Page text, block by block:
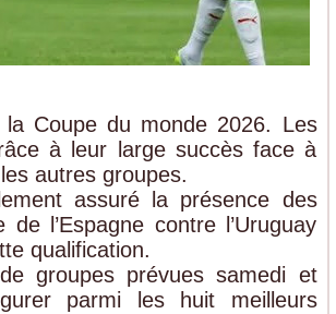
Coupe du monde 2026. Les
à leur large succès face à
autres groupes.
assuré la présence des
l’Espagne contre l’Uruguay
qualification.
groupes prévues samedi et
parmi les huit meilleurs